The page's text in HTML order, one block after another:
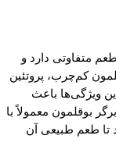
متفاوتی دارد و
کم‌چرب، پروتئین
ویژگی‌ها باعث
بوقلمون معمولاً با
طعم طبیعی آن